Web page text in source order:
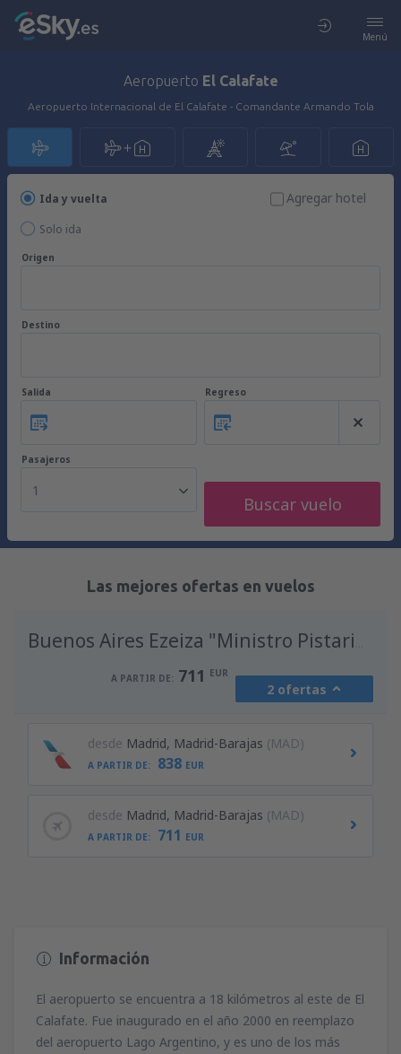
Menú
Aeropuerto El Calafate
Aeropuerto Internacional de El Calafate - Comandante Armando Tola
Ida y vuelta
Solo ida
Agregar hotel
Origen
Destino
Salida Regreso
Pasajeros
1
Buscar vuelo
Las mejores ofertas en vuelos
A PARTIR DE: 711 EUR
2 ofertas
desde Madrid, Madrid-Barajas (MAD)
A PARTIR DE: 838 EUR
desde Madrid, Madrid-Barajas (MAD)
A PARTIR DE: 711 EUR
Información
El aeropuerto se encuentra a 18 kilómetros al este de El
Calafate. Fue inaugurado en el año 2000 en reemplazo
del aeropuerto Lago Argentino, y es uno de los más